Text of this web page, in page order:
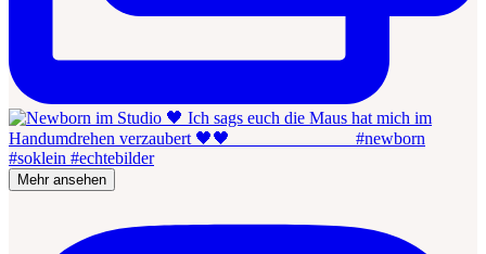
Mehr ansehen